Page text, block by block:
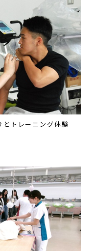
とトレーニング体験